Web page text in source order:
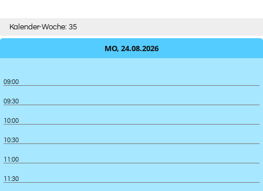
Kalender-Woche: 35
MO, 24.08.2026
09:00
09:30
10:00
10:30
11:00
11:30